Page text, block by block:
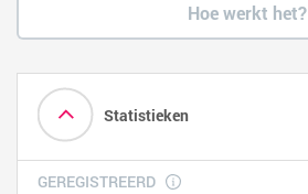
Hoe werkt het?
Statistieken
GEREGISTREERD